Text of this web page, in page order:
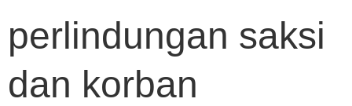
perlindungan saksi
dan korban